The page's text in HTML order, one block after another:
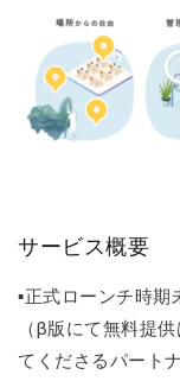
サービス概要
▪正式ローンチ時期
（β版にて無料提
てくださるパート